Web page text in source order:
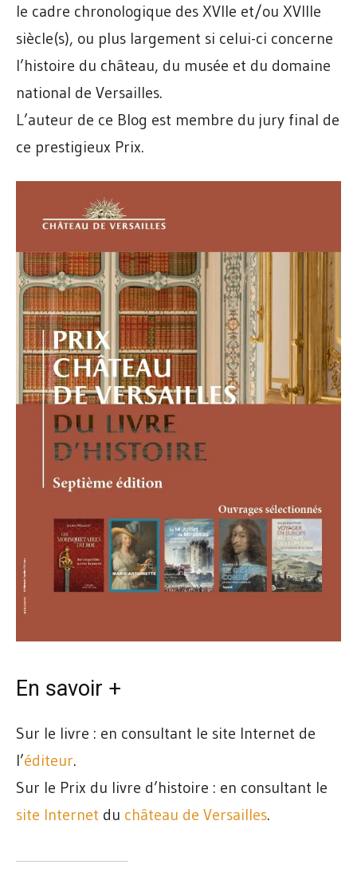
le cadre chronologique des XVIle et/ou XVIlle
siècle(s), ou plus largement si celui-ci concerne
l’histoire du château, du musée et du domaine
national de Versailles.
L’auteur de ce Blog est membre du jury final de
ce prestigieux Prix.
En savoir +
Sur le livre : en consultant le site Internet de
l’éditeur.
Sur le Prix du livre d’histoire : en consultant le
site Internet du château de Versailles.